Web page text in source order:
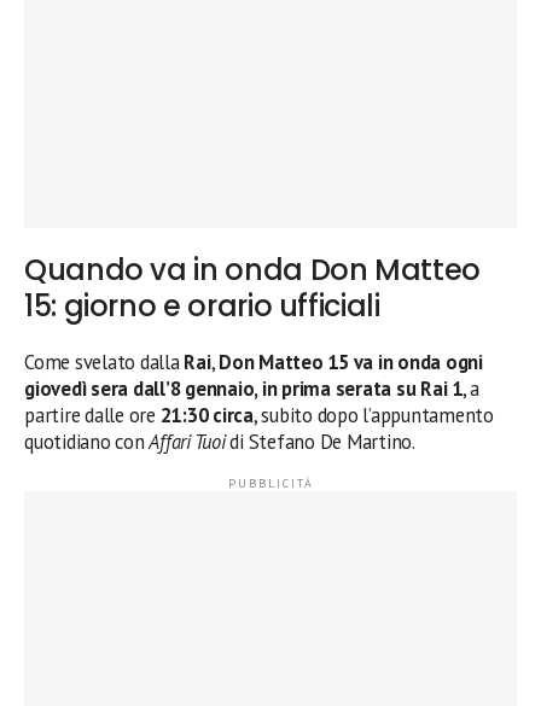
Quando va in onda Don Matteo
15: giorno e orario ufficiali
Come svelato dallaRai,Don Matteo 15 va in onda ogni
giovedì sera dall’8 gennaio, in prima serata su Rai 1, a
partire dalle ore 21:30 circa, subito dopo l’appuntamento
quotidiano conAffari Tuoidi Stefano De Martino.